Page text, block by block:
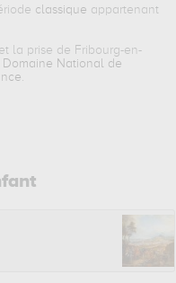
classique appartenant
la prise de Fribourg-en-
Domaine National de
.